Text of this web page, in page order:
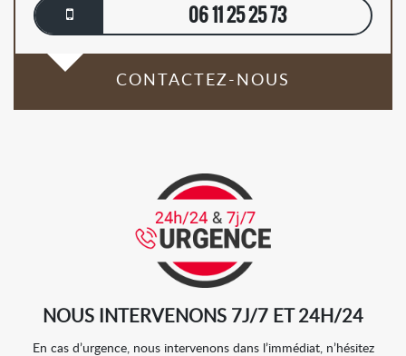
06 11 25 25 73
CONTACTEZ-NOUS
NOUS INTERVENONS 7J/7 ET 24H/24
En cas d’urgence, nous intervenons dans l’immédiat, n’hésitez